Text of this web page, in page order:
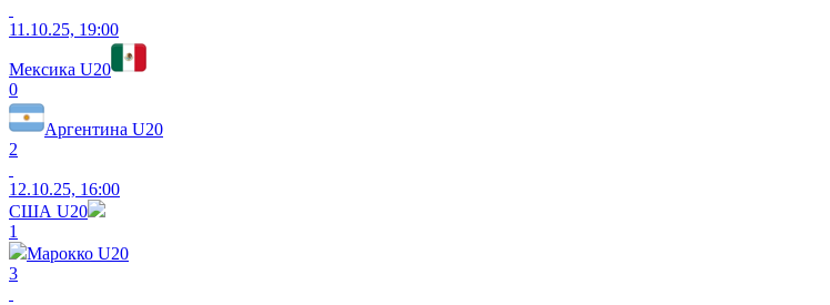
11.10.25, 19:00
Мексика U20
0
Аргентина U20
2
12.10.25, 16:00
США U20
1
Марокко U20
3